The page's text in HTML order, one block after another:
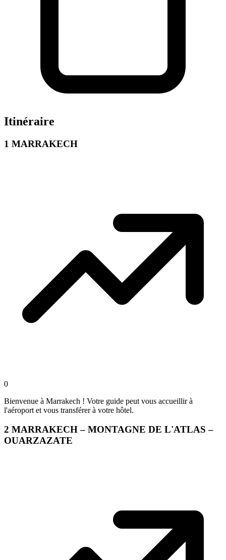
Itinéraire
1 MARRAKECH
0
Bienvenue à Marrakech ! Votre guide peut vous accueillir à
l'aéroport et vous transférer à votre hôtel.
2 MARRAKECH – MONTAGNE DE L'ATLAS –
OUARZAZATE